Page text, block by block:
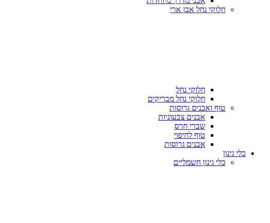
חלוקי נחל אבן ארי
חלוקי נחל
חלוקי נחל מבריקים
טוף ואבנים גרוסות
אבנים צבעוניות
שברי חרס
טוף לחיפוי
אבנים גרוסות
כלי גינון
כלי גינון חשמליים